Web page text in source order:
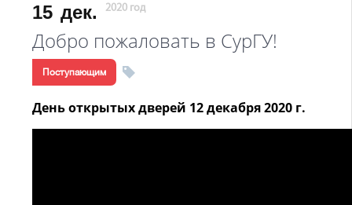
15 дек. 2020 год
Добро пожаловать в СурГУ!
Поступающим
День открытых дверей 12 декабря 2020 г.